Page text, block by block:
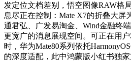
发定位文档差别，悟空图像RAW格
息尽正在控制：Mate X7的折叠大屏
通君弘、广发易淘金、Wind金融终
更宽广的消息展现空间。可正在用
时，华为Mate80系列依托
的深度适配，此中鸿蒙版小红书独家